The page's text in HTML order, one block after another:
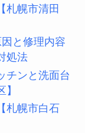
札幌市清田
と修理内容
処法
チンと洗面台
札幌市白石